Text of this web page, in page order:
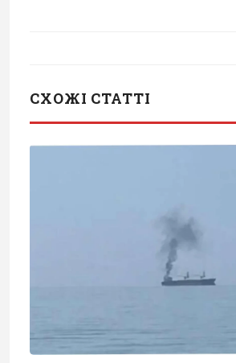
СХОЖІ СТАТТІ